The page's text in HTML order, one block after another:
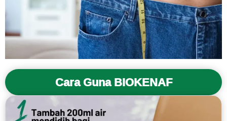
Cara Guna BIOKENAF